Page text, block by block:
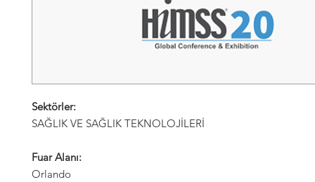
Sektörler:
SAĞLIK VE SAĞLIK TEKNOLOJİLERİ
Fuar Alanı:
Orlando